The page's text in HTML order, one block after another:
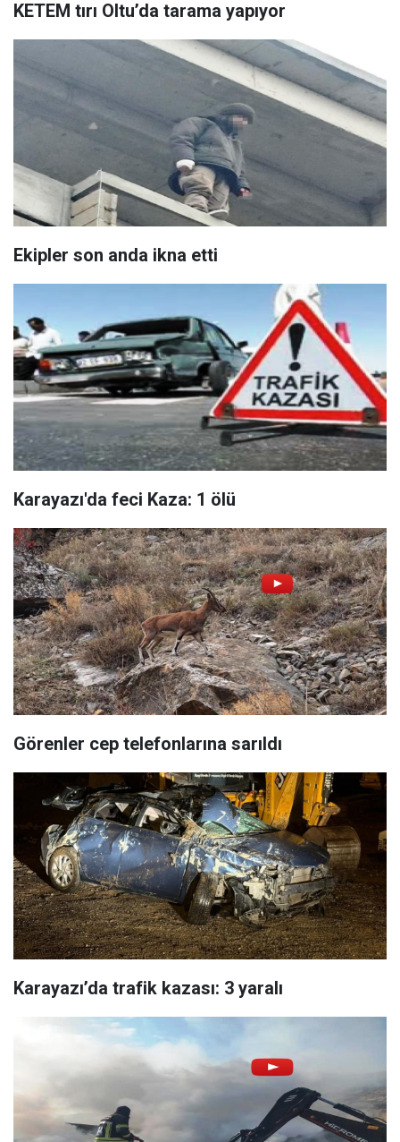
KETEM tırı Oltu’da tarama yapıyor
Ekipler son anda ikna etti
Karayazı'da feci Kaza: 1 ölü
Görenler cep telefonlarına sarıldı
Karayazı’da trafik kazası: 3 yaralı